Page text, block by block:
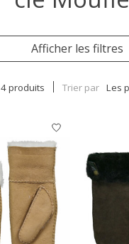
Afficher les filtres
4 produits Trier par Les